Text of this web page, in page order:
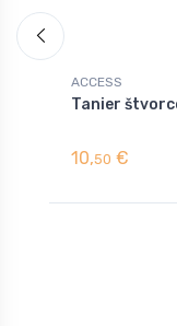
ACCESS
Tanier
10,50 €